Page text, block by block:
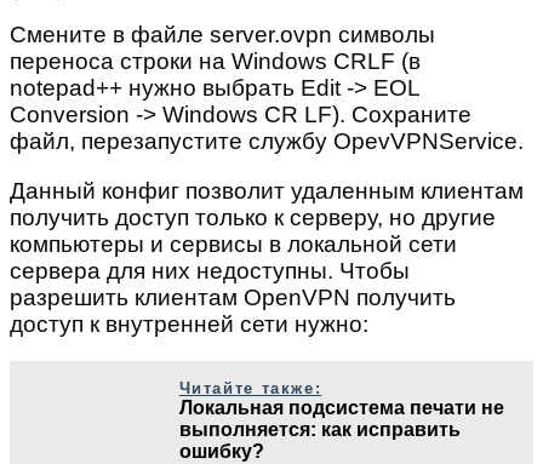
Смените в файле server.ovpn символы
переноса строки на Windows CRLF (в
notepad++ нужно выбрать Edit -> EOL
Conversion -> Windows CR LF). Сохраните
файл, перезапустите службу OpevVPNService.
Данный конфиг позволит удаленным клиентам
получить доступ только к серверу, но другие
компьютеры и сервисы в локальной сети
сервера для них недоступны. Чтобы
разрешить клиентам OpenVPN получить
доступ к внутренней сети нужно:
Читайте также:
Локальная подсистема печати не
выполняется: как исправить
ошибку?